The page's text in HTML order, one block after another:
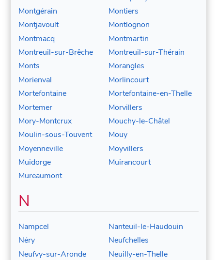
Montgérain
Montiers
Montjavoult
Montlognon
Montmacq
Montmartin
Montreuil-sur-Brêche
Montreuil-sur-Thérain
Monts
Morangles
Morienval
Morlincourt
Mortefontaine
Mortefontaine-en-Thelle
Mortemer
Morvillers
Mory-Montcrux
Mouchy-le-Châtel
Moulin-sous-Touvent
Mouy
Moyenneville
Moyvillers
Muidorge
Muirancourt
Mureaumont
N
Nampcel
Nanteuil-le-Haudouin
Néry
Neufchelles
Neufvy-sur-Aronde
Neuilly-en-Thelle